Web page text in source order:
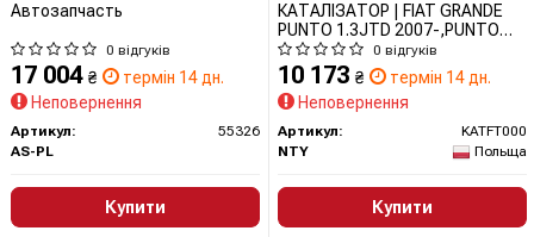
Автозапчасть
0 відгуків
17 004 ₴
термін 14 дн.
Неповернення
Артикул:
55326
AS-PL
Купити
КАТАЛІЗАТОР | FIAT GRANDE
PUNTO 1.3JTD 2007-,PUNTO
1.3JTD 2012-,LANCIA YPSILON
1.3JTD 2006-,OPEL CORSA D
1.3CDTI 2006- KATFT000 NTY
0 відгуків
10 173 ₴
термін 14 дн.
Неповернення
Артикул:
KATFT000
NTY
Польща
Купити